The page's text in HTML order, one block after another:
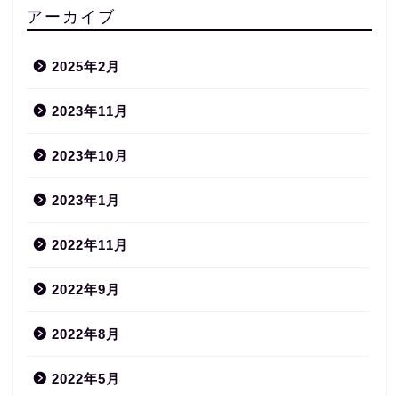
アーカイブ
2025年2月
2023年11月
2023年10月
2023年1月
2022年11月
2022年9月
2022年8月
2022年5月